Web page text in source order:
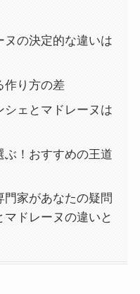
ヌの決定的な違いは
作り方の差
シェとマドレーヌは
ぶ！おすすめの王道
門家があなたの疑問
ドレーヌの違いと